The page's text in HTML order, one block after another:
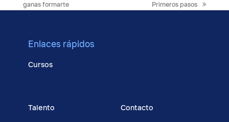
post:
ganas formarte
post:Primeros pasos
Enlaces rápidos
Cursos
Talento Contacto